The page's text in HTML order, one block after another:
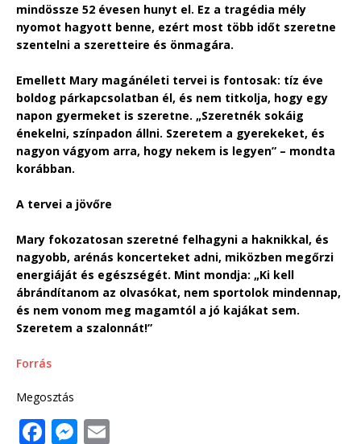
mindössze 52 évesen hunyt el. Ez a tragédia mély
nyomot hagyott benne, ezért most több időt szeretne
szentelni a szeretteire és önmagára.
Emellett Mary magánéleti tervei is fontosak: tíz éve
boldog párkapcsolatban él, és nem titkolja, hogy egy
napon gyermeket is szeretne. „Szeretnék sokáig
énekelni, színpadon állni. Szeretem a gyerekeket, és
nagyon vágyom arra, hogy nekem is legyen” – mondta
korábban.
A tervei a jövőre
Mary fokozatosan szeretné felhagyni a haknikkal, és
nagyobb, arénás koncerteket adni, miközben megőrzi
energiáját és egészségét. Mint mondja: „Ki kell
ábrándítanom az olvasókat, nem sportolok mindennap,
és nem vonom meg magamtól a jó kajákat sem.
Szeretem a szalonnát!”
Forrás
Megosztás
F M